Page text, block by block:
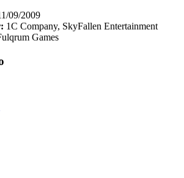
09/2009
1C Company, SkyFallen Entertainment
Games